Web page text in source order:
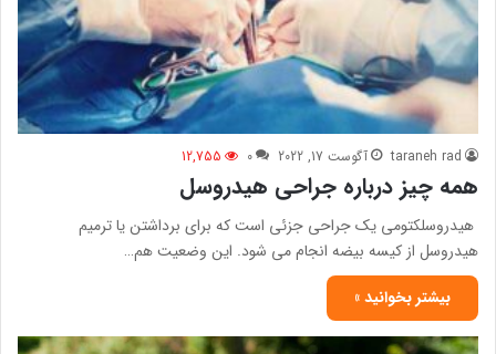
taraneh rad آگوست 17, 2022 0
12,755
همه چیز درباره جراحی هیدروسل
هیدروسلکتومی یک جراحی جزئی است که برای برداشتن یا ترمیم
هیدروسل از کیسه بیضه انجام می شود. این وضعیت هم…
بیشتر بخوانید »